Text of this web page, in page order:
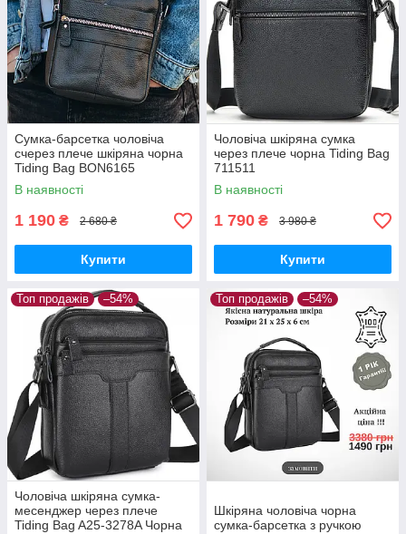
Сумка-барсетка чоловіча
счерез плече шкіряна чорна
Tiding Bag BON6165
В наявності
1 190 ₴ 2 680 ₴
Купити
Чоловіча шкіряна сумка
через плече чорна Tiding Bag
711511
В наявності
1 790 ₴ 3 980 ₴
Купити
Топ продажів –54%
Чоловіча шкіряна сумка-
месенджер через плече
Tiding Bag A25-3278A Чорна
Топ продажів –54%
Шкіряна чоловіча чорна
сумка-барсетка з ручкою